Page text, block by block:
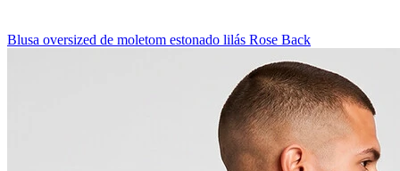
Blusa oversized de moletom estonado lilás Rose Back